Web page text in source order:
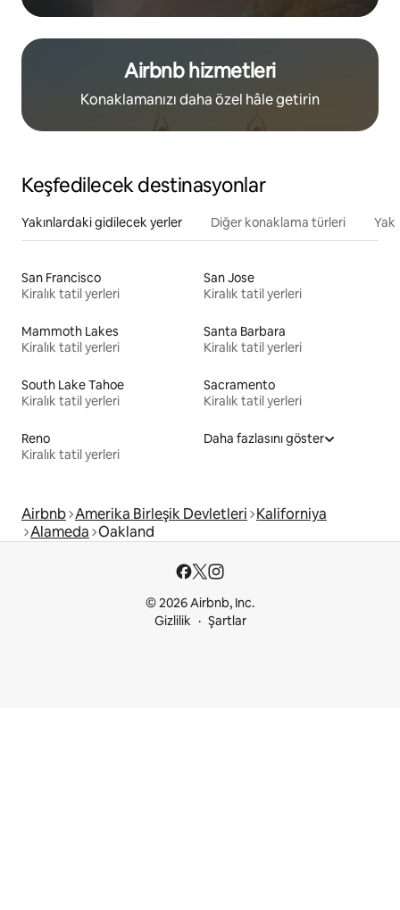
Airbnb hizmetleri
Konaklamanızı daha özel hâle getirin
Keşfedilecek destinasyonlar
Yakınlardaki gidilecek yerler Diğer konaklama türleri
San Francisco
Kiralık tatil yerleri
San Jose
Kiralık tatil yerleri
Mammoth Lakes
Kiralık tatil yerleri
Santa Barbara
Kiralık tatil yerleri
South Lake Tahoe
Kiralık tatil yerleri
Sacramento
Kiralık tatil yerleri
Reno
Kiralık tatil yerleri
Daha fazlasını göster
Airbnb Amerika Birleşik Devletleri Kaliforniya
Alameda Oakland
© 2026 Airbnb, Inc.
Gizlilik
Şartlar